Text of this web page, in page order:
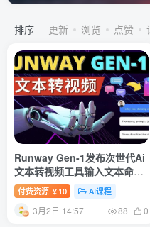
排序 更新 浏览 点赞
Runway Gen-1发布次世代Ai
文本转视频工具输入文本命令
生成多种类型视频
付费资源 ￥ 10 AI课程
3月2日 14:57 88 0